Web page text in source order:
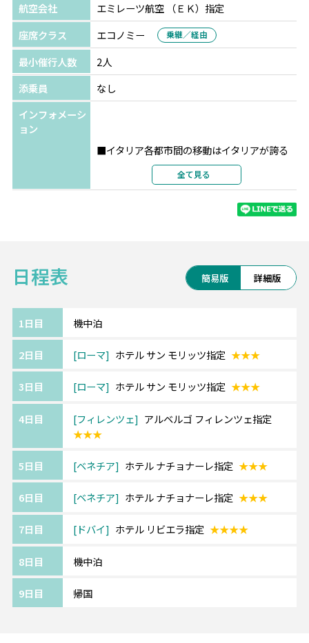
フィレンツェ アルベルゴ フィレンツェ
★★★
選択条件
指定
部屋タイプ
利用形態
部屋カテゴリ
指定なし
選択条件
指定
ツインまたはダブル
2名1室利用
2名1室利用
指定なし
航空会社
エミレーツ航空 （ＥＫ）指定
座席クラス
エコノミー 乗継／経由
最小催行人数
2人
添乗員
なし
インフォメーシ
ョン
■イタリア各都市間の移動はイタリアが誇る
高速列車利用。
※イタロまたはフレッチャとなります。追
最新の機材・設備、厳選された機内食、
ください。
場合がございます。
《ドバイ/Dubai》━━・・
バイ。
ブルジュ・ハリファ、ドバイモール、ドバ
イ・ファウンテン等、世界一を誇る見どころ
満載。
また、世界でも有名なリゾート地です。
バイの魅力を思う存分にお楽しみください。
《『4ッ星』ドバイ/ホテル リビエラ/Hotel
全て見る
日程表 簡易版 詳細版
1日目 機中泊
2日目 ローマ ホテル サン モリッツ指定 ★★★
3日目 ローマ ホテル サン モリッツ指定 ★★★
4日目 フィレンツェ
アルベルゴ フィレンツェ指定
★★★
5日目 ベネチア ホテル ナチョナーレ指定 ★★★
6日目 ベネチア ホテル ナチョナーレ指定 ★★★
7日目 ドバイ ホテル リビエラ指定 ★★★★
8日目 機中泊
9日目 帰国